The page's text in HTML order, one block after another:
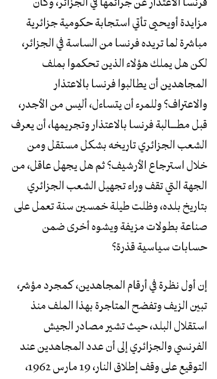
مزايدة أويحيى تأتي استجابة حكومية جزائرية
مباشرة لما تريده فرنسا من الساسة في الجزائر،
لكن هل يملك هؤلاء الذين تحكموا بملف
المجاهدين أن يطالبوا فرنسا بالاعتذار
والاعتراف؟ وللمرء أن يتساءل، أليس من الأجدر،
قبل مطــــالبة فرنسا بالاعتذار وتجريمها، أن يعرف
الشعب الجزائري تاريخه بشكل مستقل ومن
خلال استرجاع الأرشيف؟ ثم هل يجهل عاقل، من
الجهة التي تقف وراء تجهيل الشعب الجزائري
بتاريخ بلده، وظلت طيلة خمسين سنة تعمل على
صناعة بطولات مزيفة ويشوه أخرى ضمن
حسابات سياسية قذرة؟
إن أول نظرة في أرقام المجاهدين، كمجرد مؤشر،
تبين الزيف وتفضح المتاجرة بهذا الملف منذ
استقلال البلد، حيث تشير مصادر الجيش
الفرنسي والجزائري إلى أن عدد المجاهدين عند
التوقيع على وقف إطلاق النار، 19 مارس 1962،